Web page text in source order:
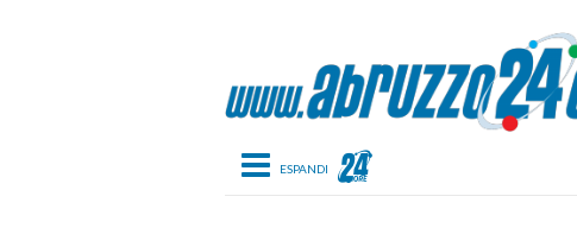
Toggle navigation